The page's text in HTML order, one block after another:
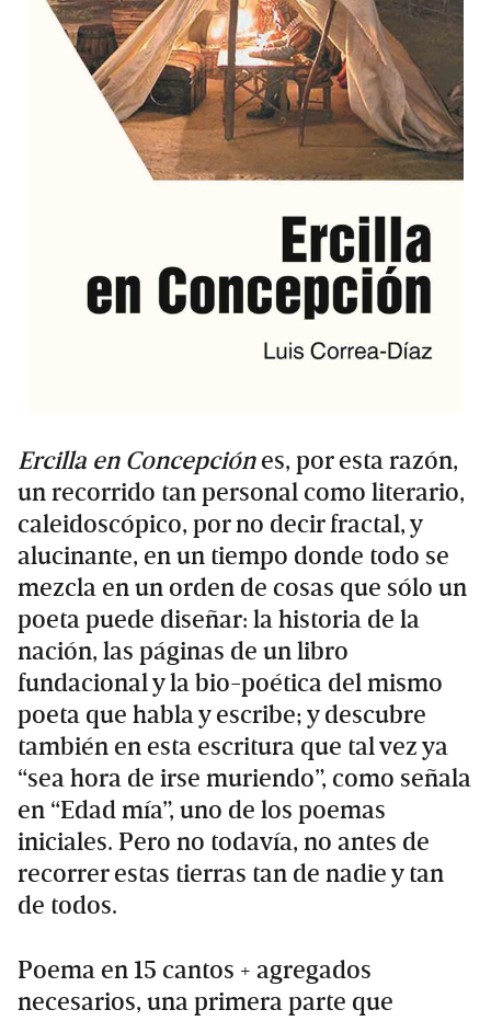
Ercilla en Concepciónes, por esta razón,
un recorrido tan personal como literario,
caleidoscópico, por no decir fractal, y
alucinante, en un tiempo donde todo se
mezcla en un orden de cosas que sólo un
poeta puede diseñar: la historia de la
nación, las páginas de un libro
fundacional y la bio-poética del mismo
poeta que habla y escribe; y descubre
también en esta escritura que tal vez ya
“sea hora de irse muriendo”, como señala
en “Edad mía”, uno de los poemas
iniciales. Pero no todavía, no antes de
recorrer estas tierras tan de nadie y tan
de todos.
Poema en 15 cantos + agregados
necesarios, una primera parte que